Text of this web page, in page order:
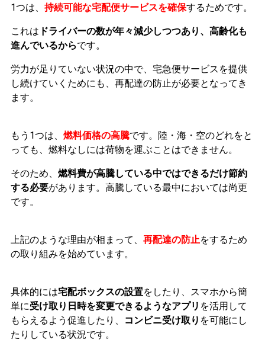
1つは、 持続可能な宅配便サービスを確保するためです。
これは ドライバーの数が年々減少しつつあり、高齢化も
進んでいるからです。
労力が足りていない状況の中で、宅急便サービスを提供
し続けていくためにも、再配達の防止が必要となってき
ます。
もう1つは、 燃料価格の高騰です。陸・海・空のどれをと
っても、燃料なしには荷物を運ぶことはできません。
そのため、 燃料費が高騰している中ではできるだけ節約
する必要があります。高騰している最中においては尚更
です。
上記のような理由が相まって、 再配達の防止をするため
の取り組みを始めています。
具体的には宅配ボックスの設置をしたり、スマホから簡
単に受け取り日時を変更できるようなアプリ を活用して
もらえるよう促進したり、
コンビニ受け取り を可能にし
たりしている状況です。